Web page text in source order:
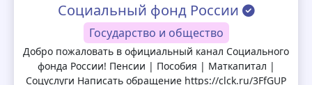
Социальный фонд России
Государство и общество
Добро пожаловать в официальный канал Социального
фонда России! Пенсии | Пособия | Маткапитал |
Соцуслуги Написать обращение https://clck.ru/3FfGUP